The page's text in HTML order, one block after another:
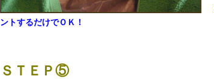
ントするだけでＯＫ！
ＳＴＥＰ⑤